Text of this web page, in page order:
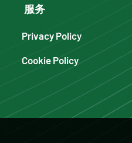
服务
Privacy Policy
Cookie Policy